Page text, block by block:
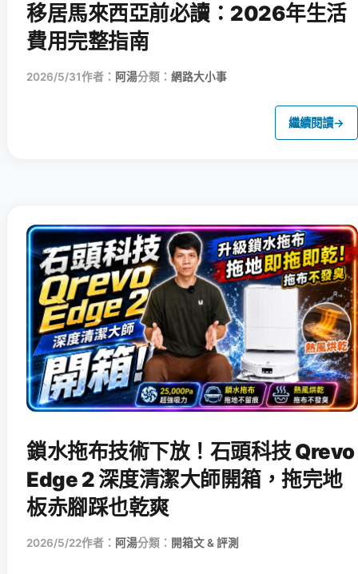
移居馬來西亞前必讀：2026年生活
費用完整指南
2026/5/31作者： 阿湯分類： 網路大小事
繼續閱讀→
鎖水拖布技術下放！石頭科技 Qrevo
Edge 2 深度清潔大師開箱，拖完地
板赤腳踩也乾爽
2026/5/22作者： 阿湯分類： 開箱文 & 評測